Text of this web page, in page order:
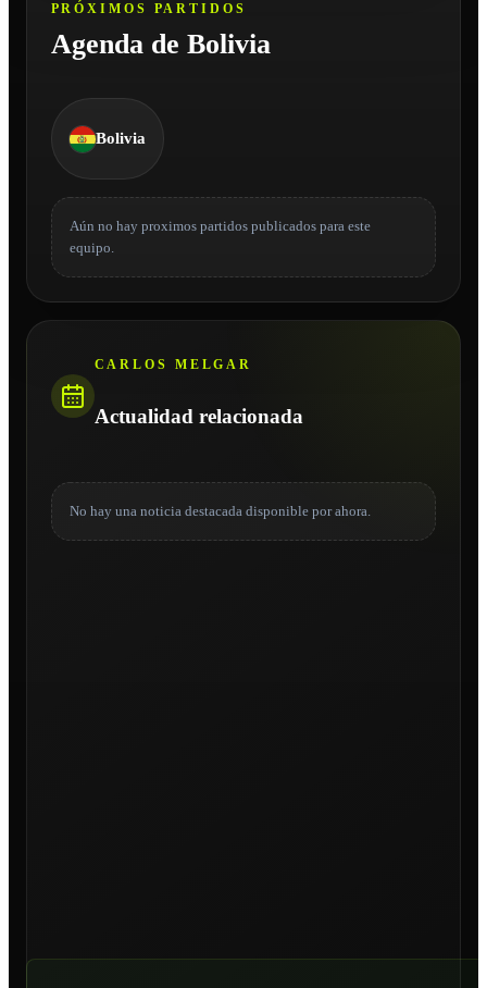
PRÓXIMOS PARTIDOS
Agenda de Bolivia
Bolivia
Aún no hay proximos partidos publicados para este
equipo.
CARLOS MELGAR
Actualidad relacionada
No hay una noticia destacada disponible por ahora.